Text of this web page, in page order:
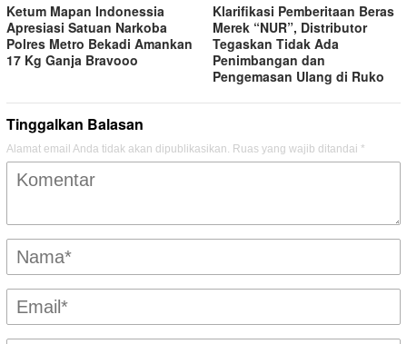
Ketum Mapan Indonessia
Apresiasi Satuan Narkoba
Polres Metro Bekadi Amankan
17 Kg Ganja Bravooo
Klarifikasi Pemberitaan Beras
Merek “NUR”, Distributor
Tegaskan Tidak Ada
Penimbangan dan
Pengemasan Ulang di Ruko
Tinggalkan Balasan
Alamat email Anda tidak akan dipublikasikan. Ruas yang wajib ditandai *